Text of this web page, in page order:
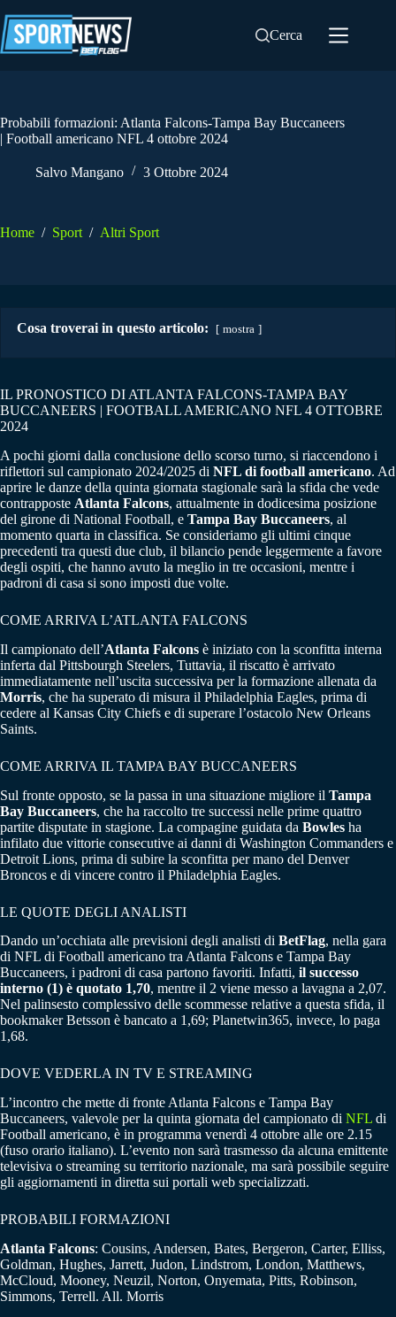
al
contenuto
Cerca
Probabili formazioni: Atlanta Falcons-Tampa Bay Buccaneers
| Football americano NFL 4 ottobre 2024
Salvo Mangano 3 Ottobre 2024
Home / Sport / Altri Sport
Cosa troverai in questo articolo: mostra
IL PRONOSTICO DI ATLANTA FALCONS-TAMPA BAY
BUCCANEERS | FOOTBALL AMERICANO NFL 4 OTTOBRE
2024
A pochi giorni dalla conclusione dello scorso turno, si riaccendono i
riflettori sul campionato 2024/2025 di NFL di football americano. Ad
aprire le danze della quinta giornata stagionale sarà la sfida che vede
contrapposte Atlanta Falcons, attualmente in dodicesima posizione
del girone di National Football, e Tampa Bay Buccaneers, al
momento quarta in classifica. Se consideriamo gli ultimi cinque
precedenti tra questi due club, il bilancio pende leggermente a favore
degli ospiti, che hanno avuto la meglio in tre occasioni, mentre i
padroni di casa si sono imposti due volte.
COME ARRIVA L’ATLANTA FALCONS
Il campionato dell’Atlanta Falcons è iniziato con la sconfitta interna
inferta dal Pittsbourgh Steelers, Tuttavia, il riscatto è arrivato
immediatamente nell’uscita successiva per la formazione allenata da
Morris, che ha superato di misura il Philadelphia Eagles, prima di
cedere al Kansas City Chiefs e di superare l’ostacolo New Orleans
Saints.
COME ARRIVA IL TAMPA BAY BUCCANEERS
Sul fronte opposto, se la passa in una situazione migliore il Tampa
Bay Buccaneers, che ha raccolto tre successi nelle prime quattro
partite disputate in stagione. La compagine guidata da Bowles ha
infilato due vittorie consecutive ai danni di Washington Commanders e
Detroit Lions, prima di subire la sconfitta per mano del Denver
Broncos e di vincere contro il Philadelphia Eagles.
LE QUOTE DEGLI ANALISTI
Dando un’occhiata alle previsioni degli analisti di BetFlag, nella gara
di NFL di Football americano tra Atlanta Falcons e Tampa Bay
Buccaneers, i padroni di casa partono favoriti. Infatti, il successo
interno (1) è quotato 1,70, mentre il 2 viene messo a lavagna a 2,07.
Nel palinsesto complessivo delle scommesse relative a questa sfida, il
bookmaker Betsson è bancato a 1,69; Planetwin365, invece, lo paga
1,68.
DOVE VEDERLA IN TV E STREAMING
L’incontro che mette di fronte Atlanta Falcons e Tampa Bay
Buccaneers, valevole per la quinta giornata del campionato di NFL di
Football americano, è in programma venerdì 4 ottobre alle ore 2.15
(fuso orario italiano). L’evento non sarà trasmesso da alcuna emittente
televisiva o streaming su territorio nazionale, ma sarà possibile seguire
gli aggiornamenti in diretta sui portali web specializzati.
PROBABILI FORMAZIONI
Atlanta Falcons: Cousins, Andersen, Bates, Bergeron, Carter, Elliss,
Goldman, Hughes, Jarrett, Judon, Lindstrom, London, Matthews,
McCloud, Mooney, Neuzil, Norton, Onyemata, Pitts, Robinson,
Simmons, Terrell. All. Morris